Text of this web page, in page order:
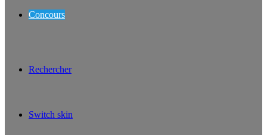
Concours
Rechercher
Switch skin